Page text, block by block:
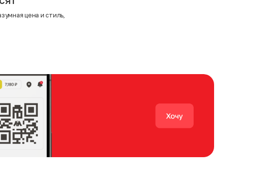
цена и стиль,